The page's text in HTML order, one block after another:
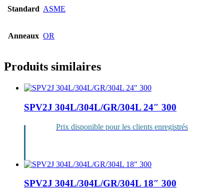
Standard ASME
Anneaux OR
Produits similaires
SPV2J 304L/304L/GR/304L 24″ 300
Prix disponible pour les clients enregistrés
SPV2J 304L/304L/GR/304L 18″ 300